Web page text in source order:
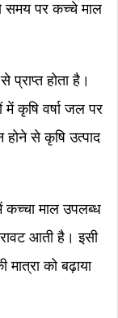
समय पर कच्चे माल
प्राप्त होता है।
कृषि वर्षा जल पर
होने से कृषि उत्पाद
कच्चा माल उपलब्ध
आती है। इसी
को बढ़ाया